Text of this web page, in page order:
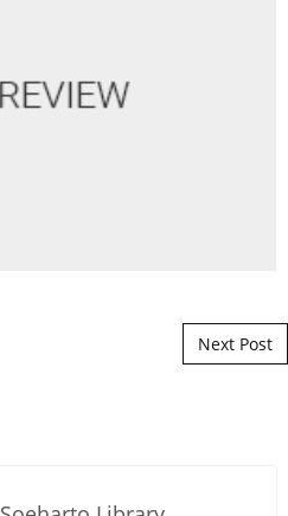
Next Post